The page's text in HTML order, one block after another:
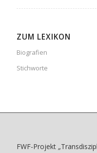
ZUM LEXIKON
Biografien
Stichworte
FWF-Projekt „